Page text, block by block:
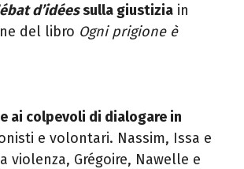
ébat d’idéessulla giustizia in
del libro Ogni prigione è
ai colpevoli di dialogare in
e volontari. Nassim, Issa e
Grégoire, Nawelle e